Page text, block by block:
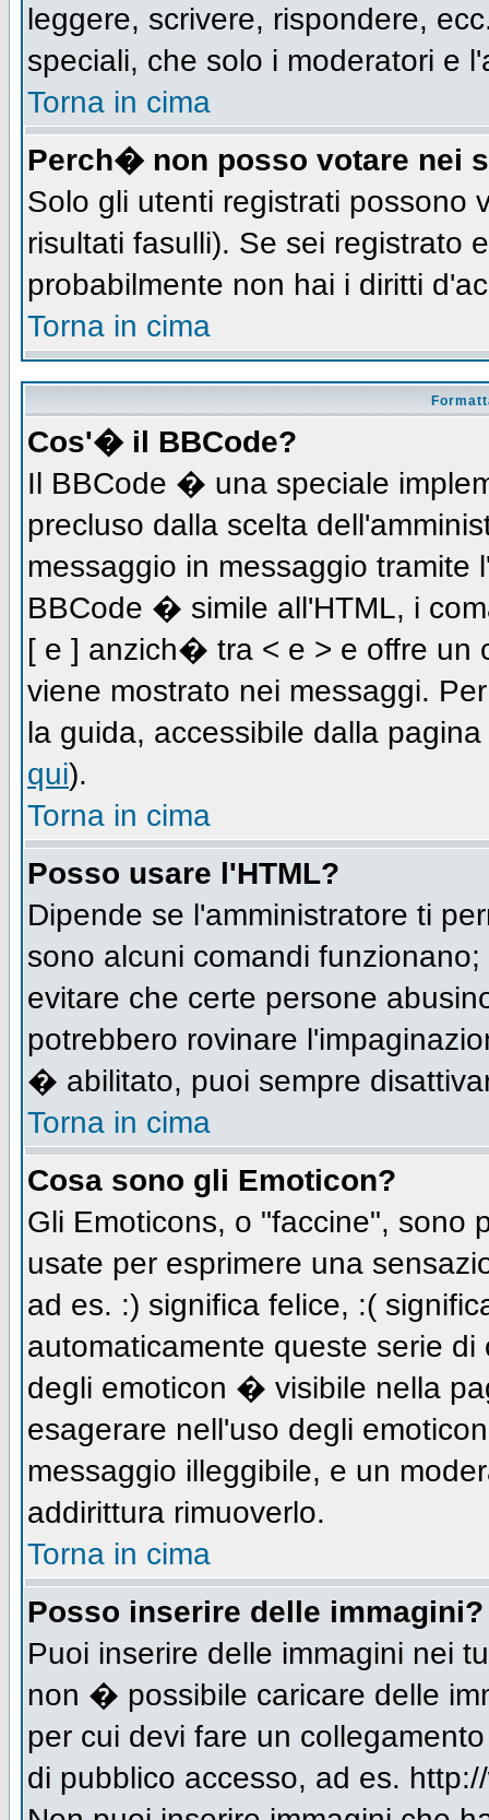
leggere, scrivere, rispondere,
speciali, che solo i moderatori e
Torna in cima
Perch� non posso votare nei
Solo gli utenti registrati possono
risultati fasulli). Se sei registrato
probabilmente non hai i diritti
Torna in cima
Cos'� il BBCode?
Il BBCode � una speciale
precluso dalla scelta
messaggio in messaggio tramite
BBCode � simile all'HTML, i
[ e ] anzich� tra < e > e offre un
viene mostrato nei messaggi.
la guida, accessibile dalla
qui).
Torna in cima
Posso usare l'HTML?
Dipende se l'amministratore ti
sono alcuni comandi
evitare che certe persone
potrebbero rovinare
� abilitato, puoi sempre
Torna in cima
Cosa sono gli Emoticon?
Gli Emoticons, o "faccine", sono
usate per esprimere una
ad es. :) significa felice, :(
automaticamente queste serie
degli emoticon � visibile nella
esagerare nell'uso degli
messaggio illeggibile, e un
addirittura rimuoverlo.
Torna in cima
Posso inserire delle immagini?
Puoi inserire delle immagini nei
non � possibile caricare delle
per cui devi fare un
di pubblico accesso, ad es.